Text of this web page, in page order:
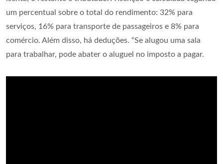
um percentual sobre o total do rendimento: 32% para
serviços, 16% para transporte de passageiros e 8% para
comércio. Além disso, há deduções. “Se alugou uma sala
para trabalhar, pode abater o aluguel no imposto a pagar.